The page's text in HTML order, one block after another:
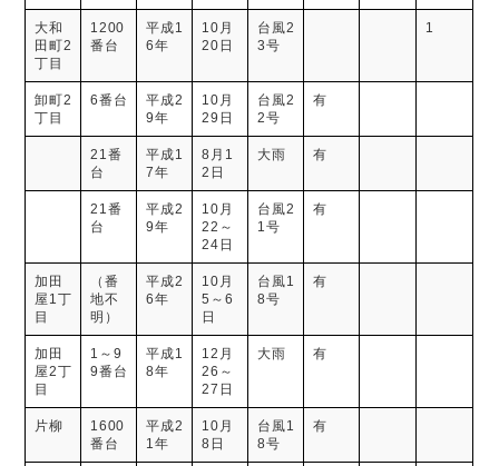
大和
田町2
丁目
1200
番台
平成1
6年
10月
20日
台風2
3号
1
卸町2
丁目
6番台
平成2
9年
10月
29日
台風2
2号
有
21番
台
平成1
7年
8月1
2日
大雨 有
21番
台
平成2
9年
10月
22～
24日
台風2
1号
有
加田
屋1丁
目
（番
地不
明）
平成2
6年
10月
5～6
日
台風1
8号
有
加田
屋2丁
目
1～9
9番台
平成1
8年
12月
26～
27日
大雨 有
片柳
1600
番台
平成2
1年
10月
8日
台風1
8号
有